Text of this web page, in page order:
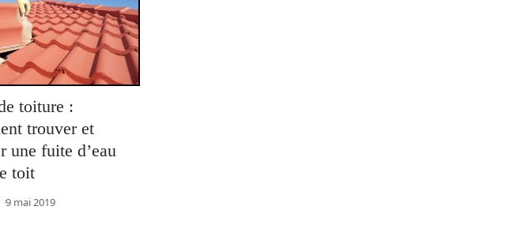
toiture :
trouver et
une fuite d’eau
toit
9 mai 2019